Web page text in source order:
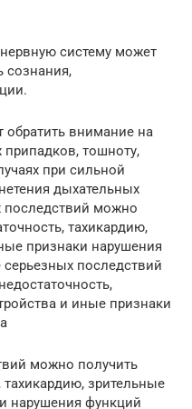
систему может
сознания,
обратить внимание на
тошноту,
при сильной
дыхательных
последствий можно
тахикардию,
признаки нарушения
последствий
и иные признаки
можно получить
зрительные
нарушения функций